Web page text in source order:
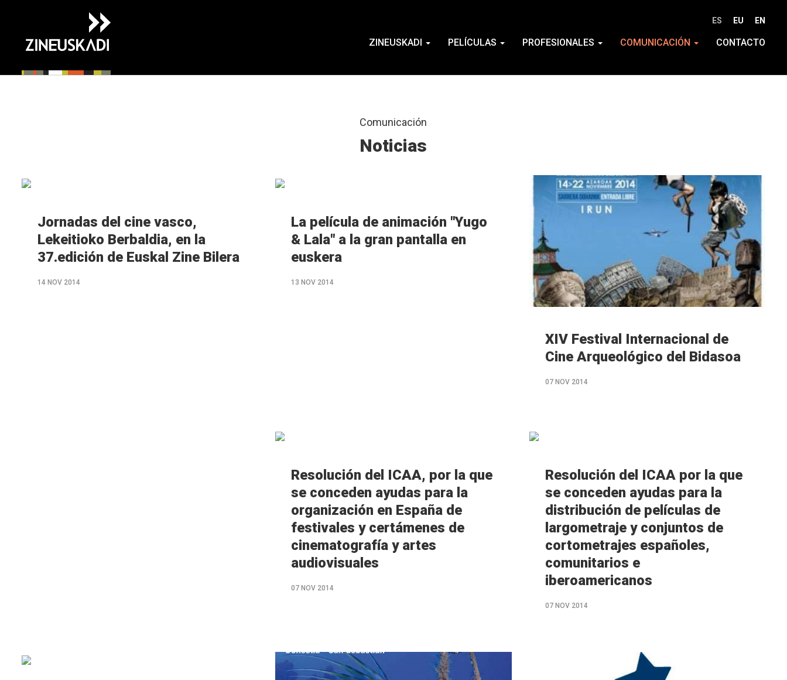
contenido
ES EU EN
ZINEUSKADI PELÍCULAS PROFESIONALES COMUNICACIÓN CONTACTO
Comunicación
Noticias
Jornadas del cine vasco,
Lekeitioko Berbaldia, en la
37.edición de Euskal Zine Bilera
14 NOV 2014
M�s
La película de animación "Yugo
& Lala" a la gran pantalla en
euskera
13 NOV 2014
M�s
XIV Festival Internacional de
Cine Arqueológico del Bidasoa
07 NOV 2014
Resolución del ICAA, por la que
se conceden ayudas para la
organización en España de
festivales y certámenes de
cinematografía y artes
audiovisuales
07 NOV 2014
M�s
Resolución del ICAA por la que
se conceden ayudas para la
distribución de películas de
largometraje y conjuntos de
cortometrajes españoles,
comunitarios e
iberoamericanos
07 NOV 2014
M�s
M�s
M�s
info